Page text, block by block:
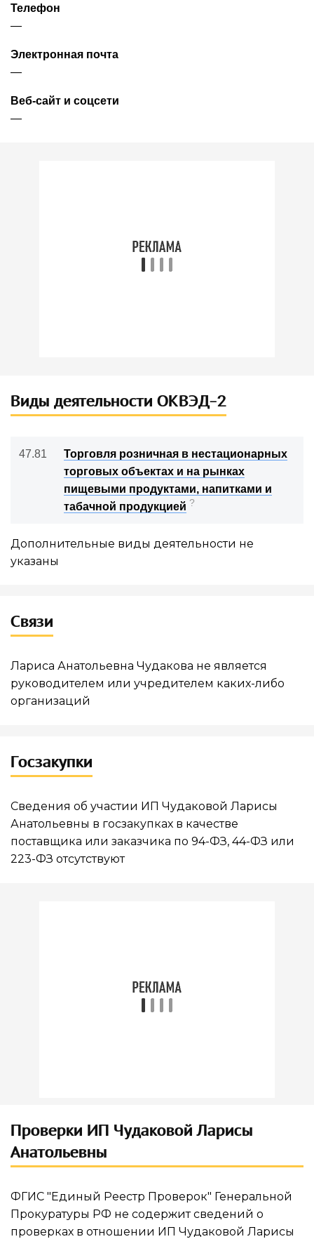
Телефон
—
Электронная почта
—
Веб-сайт и соцсети
—
Виды деятельности ОКВЭД-2
47.81
Торговля розничная в нестационарных
торговых объектах и на рынках
пищевыми продуктами, напитками и
табачной продукцией ?
Дополнительные виды деятельности не
указаны
Связи
Лариса Анатольевна Чудакова не является
руководителем или учредителем каких-либо
организаций
Госзакупки
Сведения об участии ИП Чудаковой Ларисы
Анатольевны в госзакупках в качестве
поставщика или заказчика по 94-ФЗ, 44-ФЗ или
223-ФЗ отсутствуют
Проверки ИП Чудаковой Ларисы
Анатольевны
ФГИС "Единый Реестр Проверок" Генеральной
Прокуратуры РФ не содержит сведений о
проверках в отношении ИП Чудаковой Ларисы